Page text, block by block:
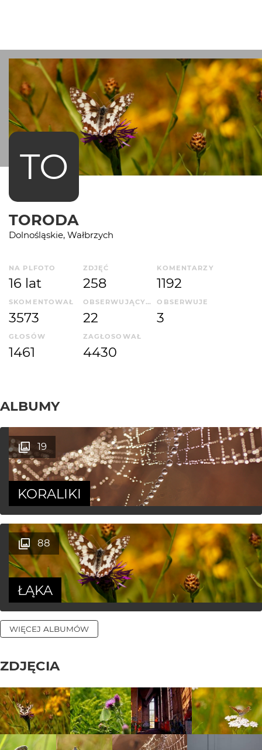
TO
TORODA
Dolnośląskie, Wałbrzych
NA PLFOTO
16 lat
ZDJĘĆ
258
KOMENTARZY
1192
SKOMENTOWAŁ
3573
OBSERWUJĄCYCH
22
OBSERWUJE
3
GŁOSÓW
1461
ZAGŁOSOWAŁ
4430
ALBUMY
19
KORALIKI
88
ŁĄKA
WIĘCEJ ALBUMÓW
ZDJĘCIA